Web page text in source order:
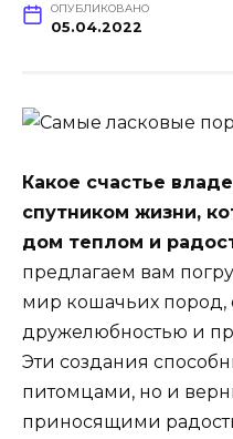
ОПУБЛИКОВАНО
05.04.2022
Какое счастье
спутником жизни,
дом теплом и
предлагаем вам
мир кошачьих пород,
дружелюбностью и
Эти создания
питомцами, но и
приносящими